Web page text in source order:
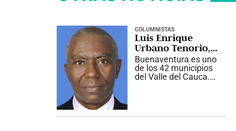
COLUMNISTAS
Luis Enrique
Urbano Tenorio,
“Peregoyo”
Buenaventura es uno
de los 42 municipios
del Valle del Cauca.
fundada por Juan de